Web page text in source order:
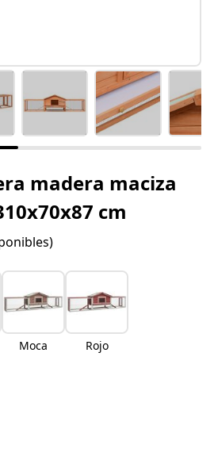
madera maciza
cm
Moca Rojo